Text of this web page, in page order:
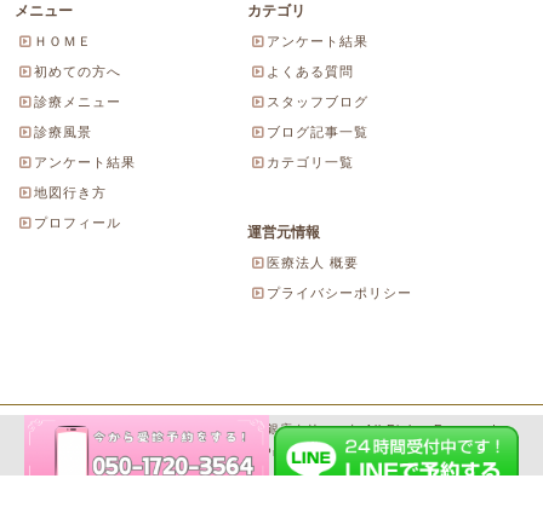
メニュー
ＨＯＭＥ
初めての方へ
診療メニュー
診療風景
アンケート結果
地図行き方
プロフィール
カテゴリ
アンケート結果
よくある質問
スタッフブログ
ブログ記事一覧
カテゴリ一覧
運営元情報
医療法人 概要
プライバシーポリシー
Copyright© 2026 にしやま由美東京銀座クリニック All Rights Reserved.
Powered by WordPress & SeitaiMeijin